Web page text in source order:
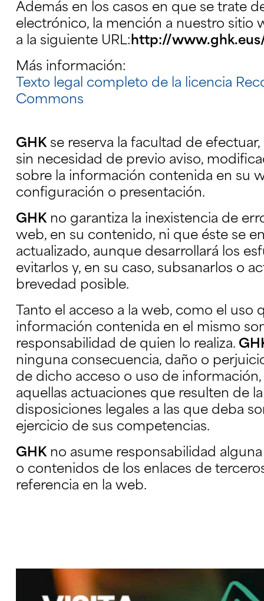
Además en los casos en que se trate
electrónico, la mención a nuestro sitio
a la siguiente URL:http://
Más información:
Texto legal completo de la licencia
Commons
GHKse reserva la facultad de
sin necesidad de previo aviso,
sobre la información contenida en su
configuración o presentación.
GHKno garantiza la inexistencia de
web, en su contenido, ni que éste se
actualizado, aunque desarrollará los
evitarlos y, en su caso, subsanarlos o
brevedad posible.
Tanto el acceso a la web, como el uso
información contenida en el mismo
responsabilidad de quien lo realiza.
ninguna consecuencia, daño o
de dicho acceso o uso de
aquellas actuaciones que resulten de
disposiciones legales a las que deba
ejercicio de sus competencias.
GHKno asume responsabilidad
o contenidos de los enlaces de
referencia en la web.